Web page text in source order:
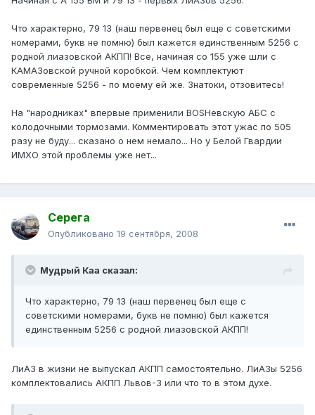
Что характерно, 79 13 (наш первенец был еще с советскими
номерами, букв не помню) был кажется единственным 5256 с
родной лиазовской АКПП! Все, начиная со 155 уже шли с
КАМАЗовской ручной коробкой. Чем комплектуют
современные 5256 - по моему ей же. Знатоки, отзовитесь!
На "народниках" впервые применили BOSHевскую АБС с
колодочными тормозами. Комментировать этот ужас по 505
разу не буду... сказано о нем немало... Но у Белой Гвардии
ИМХО этой проблемы уже нет...
Серега
Опубликовано 19 сентября, 2008
Мудрый Каа сказал:
Что характерно, 79 13 (наш первенец был еще с
советскими номерами, букв не помню) был кажется
единственным 5256 с родной лиазовской АКПП!
ЛиАЗ в жизни не выпускал АКПП самостоятельно. ЛиАЗы 5256
комплектовались АКПП Львов-3 или что то в этом духе.